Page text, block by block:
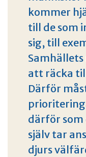
kommer
till de som
sig, till
att räcka
Därför
därför som
själv tar
djurs